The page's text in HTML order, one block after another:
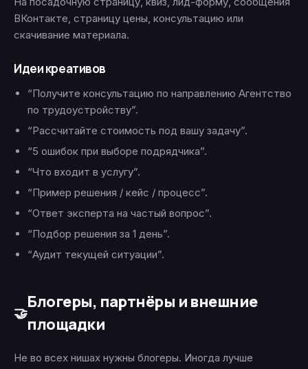
ВКонтакте, страницу цены, консультацию или
скачивание материала.
Идеи креативов
“Получите консультацию по направлению Агентство
по трудоустройству”.
“Рассчитайте стоимость под вашу задачу”.
“5 ошибок при выборе подрядчика”.
“Что входит в услугу”.
“Пример решения / кейс / процесс”.
“Ответ эксперта на частый вопрос”.
“Подбор решения за 1 день”.
“Аудит текущей ситуации”.
🤝
Блогеры, партнёры и внешние
площадки
Не во всех нишах нужны блогеры. Иногда лучше